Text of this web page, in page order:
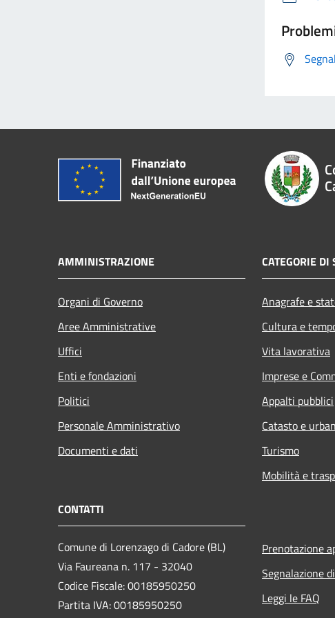
AMMINISTRAZIONE
Organi di Governo
Aree Amministrative
Uffici
Enti e fondazioni
Politici
Personale Amministrativo
Documenti e dati
CATEGORIE DI
Anagrafe e
Cultura e
Vita lavorativa
Imprese e
Appalti pubblici
Catasto e
Turismo
Mobilità e
CONTATTI
Comune di Lorenzago di Cadore (BL)
Via Faureana n. 117 - 32040
Codice Fiscale: 00185950250
Partita IVA: 00185950250
Prenotazione
Segnalazione
Leggi le FAQ